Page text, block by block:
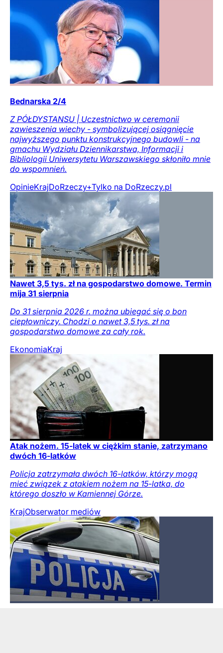
Bednarska 2/4
Z PÓŁDYSTANSU | Uczestnictwo w ceremonii
zawieszenia wiechy - symbolizującej osiągnięcie
najwyższego punktu konstrukcyjnego budowli - na
gmachu Wydziału Dziennikarstwa, Informacji i
Bibliologii Uniwersytetu Warszawskiego skłoniło mnie
do wspomnień.
OpinieKrajDoRzeczy+Tylko na DoRzeczy.pl
Nawet 3,5 tys. zł na gospodarstwo domowe. Termin
mija 31 sierpnia
Do 31 sierpnia 2026 r. można ubiegać się o bon
ciepłowniczy. Chodzi o nawet 3,5 tys. zł na
gospodarstwo domowe za cały rok.
EkonomiaKraj
Atak nożem. 15-latek w ciężkim stanie, zatrzymano
dwóch 16-latków
Policja zatrzymała dwóch 16-latków, którzy mogą
mieć związek z atakiem nożem na 15-latka, do
którego doszło w Kamiennej Górze.
KrajObserwator mediów